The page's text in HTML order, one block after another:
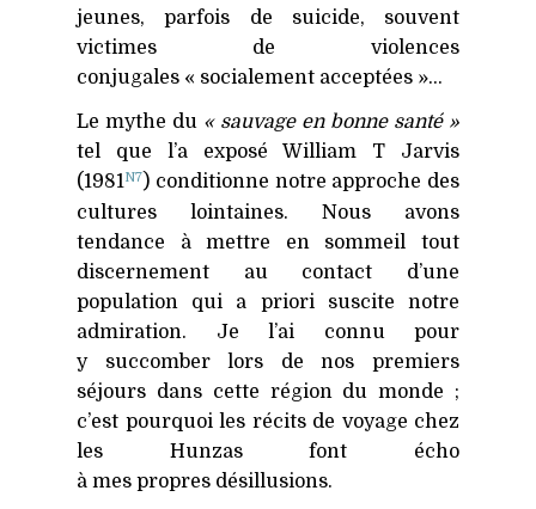
jeunes, parfois de suicide, souvent
victimes de violences
conjugales « socialement acceptées »…
Le mythe du « sauvage en bonne santé »
tel que l’a exposé William T Jarvis
(1981N7) conditionne notre approche des
cultures lointaines. Nous avons
tendance à mettre en sommeil tout
discernement au contact d’une
population qui a priori suscite notre
admiration. Je l’ai connu pour
y succomber lors de nos premiers
séjours dans cette région du monde ;
c’est pourquoi les récits de voyage chez
les Hunzas font écho
à mes propres désillusions.